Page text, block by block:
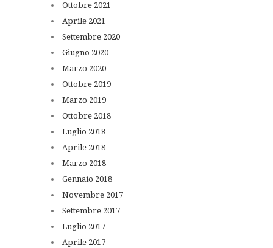
Ottobre 2021
Aprile 2021
Settembre 2020
Giugno 2020
Marzo 2020
Ottobre 2019
Marzo 2019
Ottobre 2018
Luglio 2018
Aprile 2018
Marzo 2018
Gennaio 2018
Novembre 2017
Settembre 2017
Luglio 2017
Aprile 2017